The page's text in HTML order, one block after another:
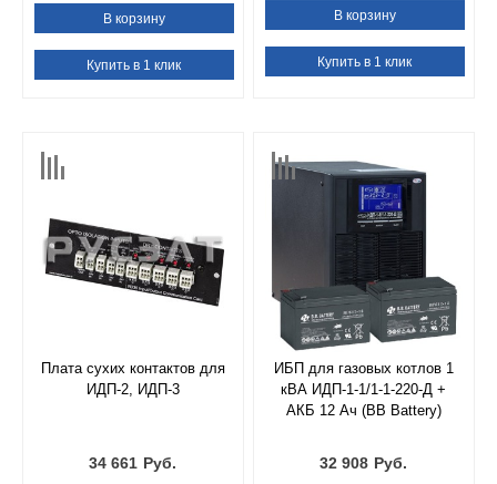
В корзину
Купить в 1 клик
В корзину
Купить в 1 клик
Плата сухих контактов для
ИДП-2, ИДП-3
34 661 Руб.
ИБП для газовых котлов 1
кВА ИДП-1-1/1-1-220-Д +
АКБ 12 Ач (BB Battery)
32 908 Руб.